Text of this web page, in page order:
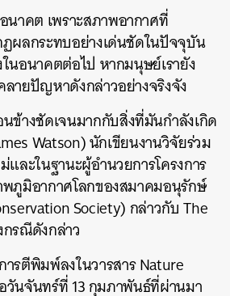
นาคต เพราะสภาพอากาศที่
ผลกระทบอย่างเด่นชัดในปัจจุบัน
นอนาคตต่อไป หากมนุษย์เรายัง
ายปัญหาดังกล่าวอย่างจริงจัง
ข้างชัดเจนมากกับสิ่งที่มันกำลังเกิด
Watson) นักเขียนงานวิจัยร่วม
และในฐานะผู้อำนวยการโครงการ
ภูมิอากาศโลกของสมาคมอนุรักษ์
Society) กล่าวกับ The
รณีดังกล่าว
รตีพิมพ์ลงในวารสาร Nature
วันจันทร์ที่ 13 กุมภาพันธ์ที่ผ่านมา